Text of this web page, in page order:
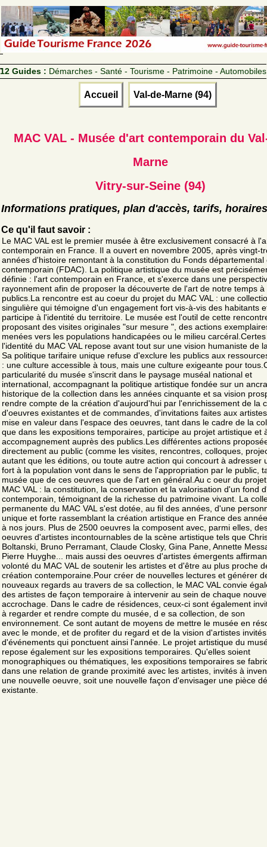
12 Guides : Démarches - Santé - Tourisme - Patrimoine - Automobiles
Accueil Val-de-Marne (94)
MAC VAL - Musée d'art contemporain du
Marne
Vitry-sur-Seine (94)
Informations pratiques, plan d'accès, tarifs, horaires
Ce qu'il faut savoir :
Le MAC VAL est le premier musée à être exclusivement consacré à
contemporain en France. Il a ouvert en novembre 2005, après vingt-
années d'histoire remontant à la constitution du Fonds départemental
contemporain (FDAC). La politique artistique du musée est
définie : l'art contemporain en France, et s'exerce dans une
rayonnement afin de proposer la découverte de l'art de notre temps à
publics.La rencontre est au coeur du projet du MAC VAL : une
singulière qui témoigne d'un engagement fort vis-à-vis des habitants
participe à l'identité du territoire. Le musée est l'outil de cette
proposant des visites originales "sur mesure ", des actions
menées vers les populations handicapées ou le milieu carcéral.Certes
l'identité du MAC VAL repose avant tout sur une vision humaniste de
Sa politique tarifaire unique refuse d'exclure les publics aux
: une culture accessible à tous, mais une culture exigeante pour
particularité du musée s'inscrit dans le paysage muséal national et
international, accompagnant la politique artistique fondée sur un
historique de la collection dans les années cinquante et sa vision
rendre compte de la création d'aujourd'hui par l'enrichissement de la
d'oeuvres existantes et de commandes, d'invitations faites aux
mise en valeur dans l'espace des oeuvres, tant dans le cadre de la
que dans les expositions temporaires, participe au projet artistique et
accompagnement auprès des publics.Les différentes actions
directement au public (comme les visites, rencontres, colloques,
autant que les éditions, ou toute autre action qui concourt à adresser
fort à la population vont dans le sens de l'appropriation par le public,
musée que de ces oeuvres que de l'art en général.Au c oeur du
MAC VAL : la constitution, la conservation et la valorisation d'un fond
contemporain, témoignant de la richesse du patrimoine vivant. La
permanente du MAC VAL s'est dotée, au fil des années, d'une
unique et forte rassemblant la création artistique en France des
à nos jours. Plus de 2500 oeuvres la composent avec, parmi elles,
oeuvres d'artistes incontournables de la scène artistique tels que
Boltanski, Bruno Perramant, Claude Closky, Gina Pane, Annette
Pierre Huyghe... mais aussi des oeuvres d'artistes émergents
volonté du MAC VAL de soutenir les artistes et d'être au plus proche
création contemporaine.Pour créer de nouvelles lectures et générer
nouveaux regards au travers de sa collection, le MAC VAL convie
des artistes de façon temporaire à intervenir au sein de chaque
accrochage. Dans le cadre de résidences, ceux-ci sont également
à regarder et rendre compte du musée, d e sa collection, de son
environnement. Ce sont autant de moyens de mettre le musée en
avec le monde, et de profiter du regard et de la vision d'artistes
d'événements qui ponctuent ainsi l'année. Le projet artistique du
repose également sur les expositions temporaires. Qu'elles soient
monographiques ou thématiques, les expositions temporaires se
dans une relation de grande proximité avec les artistes, invités à
une nouvelle oeuvre, soit une nouvelle façon d'envisager une pièce
existante.